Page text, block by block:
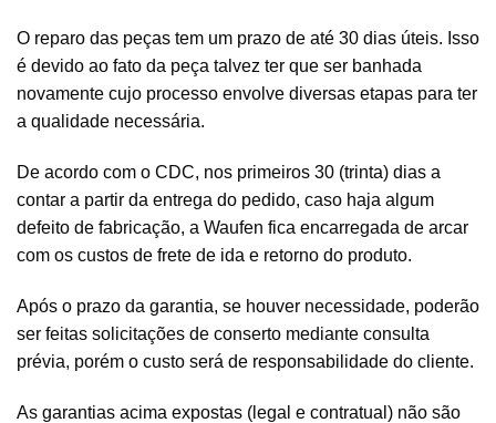
O reparo das peças tem um prazo de até 30 dias úteis. Isso
é devido ao fato da peça talvez ter que ser banhada
novamente cujo processo envolve diversas etapas para ter
a qualidade necessária.
De acordo com o CDC, nos primeiros 30 (trinta) dias a
contar a partir da entrega do pedido, caso haja algum
defeito de fabricação, a Waufen fica encarregada de arcar
com os custos de frete de ida e retorno do produto.
Após o prazo da garantia, se houver necessidade, poderão
ser feitas solicitações de conserto mediante consulta
prévia, porém o custo será de responsabilidade do cliente.
As garantias acima expostas (legal e contratual) não são